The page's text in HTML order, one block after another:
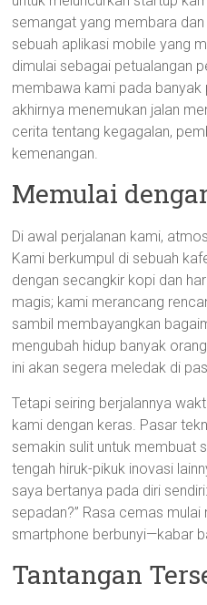
semangat yang membara
sebuah aplikasi mobile yang
dimulai sebagai petualangan
membawa kami pada banyak
akhirnya menemukan jalan
cerita tentang kegagalan,
kemenangan.
Memulai
Di awal perjalanan kami,
Kami berkumpul di sebuah
dengan secangkir kopi dan
magis; kami merancang
sambil membayangkan
mengubah hidup banyak
ini akan segera meledak di
Tetapi seiring berjalannya
kami dengan keras. Pasar
semakin sulit untuk membuat
tengah hiruk-pikuk inovasi
saya bertanya pada diri
sepadan?” Rasa cemas
smartphone berbunyi—kabar
Tantangan